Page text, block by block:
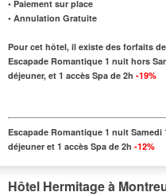
• Paiement sur place
• Annulation Gratuite
Pour cet hôtel, il existe des forfaits
Escapade Romantique 1 nuit hors
déjeuner, et 1 accès Spa de 2h -19%
Escapade Romantique 1 nuit Samedi
déjeuner et 1 accès Spa de 2h -12%
Hôtel Hermitage à